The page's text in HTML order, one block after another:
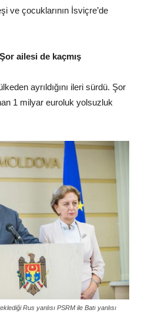
ve çocuklarının İsviçre’de
ailesi de kaçmış
ayrıldığını ileri sürdü. Şor
1 milyar euroluk yolsuzluk
Rus yanlısı PSRM ile Batı yanlısı